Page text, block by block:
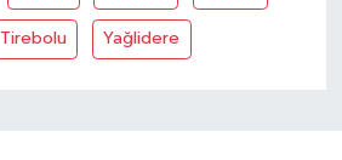
Tirebolu Yağlidere